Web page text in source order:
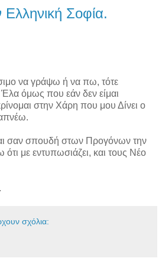
Σοφία.
να γράψω ή να πω, τότε
όμως που εάν δεν είμαι
στην Χάρη που μου Δίνει ο
σαν σπουδή στων Προγόνων την
με εντυπωσιάζει, και τους Νέο
σχόλια: